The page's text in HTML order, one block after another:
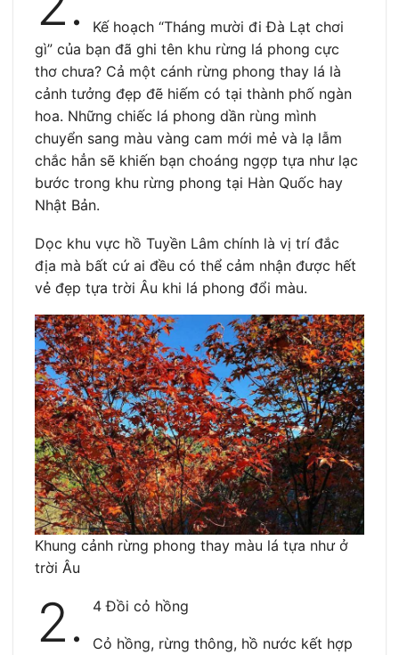
Kế hoạch “Tháng mười đi Đà Lạt chơi
gì” của bạn đã ghi tên khu rừng lá phong cực
thơ chưa? Cả một cánh rừng phong thay lá là
cảnh tưởng đẹp đẽ hiếm có tại thành phố ngàn
hoa. Những chiếc lá phong dần rùng mình
chuyển sang màu vàng cam mới mẻ và lạ lẫm
chắc hẳn sẽ khiến bạn choáng ngợp tựa như lạc
bước trong khu rừng phong tại Hàn Quốc hay
Nhật Bản.
Dọc khu vực hồ Tuyền Lâm chính là vị trí đắc
địa mà bất cứ ai đều có thể cảm nhận được hết
vẻ đẹp tựa trời Âu khi lá phong đổi màu.
Khung cảnh rừng phong thay màu lá tựa như ở
trời Âu
2. 4 Đồi cỏ hồng
Cỏ hồng, rừng thông, hồ nước kết hợp